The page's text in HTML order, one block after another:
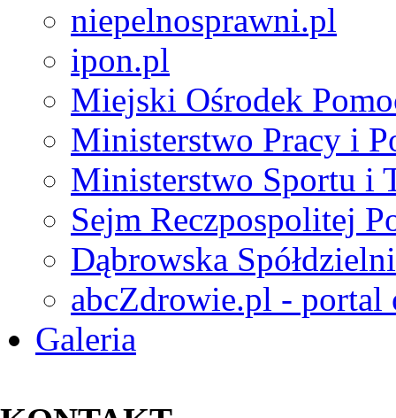
niepelnosprawni.pl
ipon.pl
Miejski Ośrodek
Ministerstwo Pracy i
Ministerstwo Sportu i
Sejm Reczpospolitej
Dąbrowska
abcZdrowie.pl - portal
Galeria